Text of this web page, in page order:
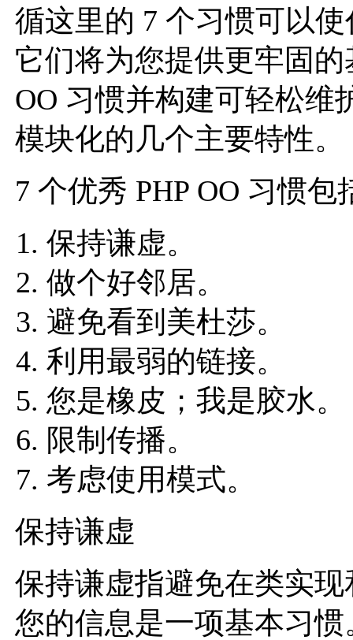
循这里的 7 个习惯可以
它们将为您提供更牢固
OO 习惯并构建可轻松维
模块化的几个主要特性。
7 个优秀 PHP OO 习惯包
保持谦虚。
做个好邻居。
避免看到美杜莎。
利用最弱的链接。
您是橡皮；我是胶水。
限制传播。
考虑使用模式。
保持谦虚
保持谦虚指避免在类实
您的信息是一项基本习